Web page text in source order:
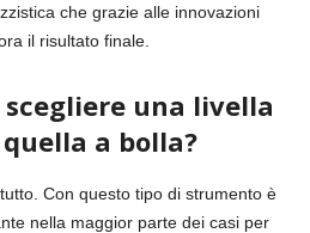
che grazie alle innovazioni
il risultato finale.
scegliere una livella
a bolla?
Con questo tipo di strumento è
nella maggior parte dei casi per